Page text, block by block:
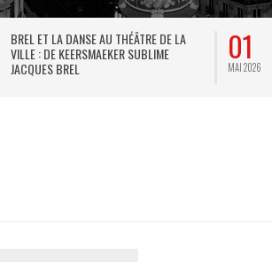
BREL ET LA DANSE AU THÉÂTRE DE LA
VILLE : DE KEERSMAEKER SUBLIME
JACQUES BREL
01
MAI 2026